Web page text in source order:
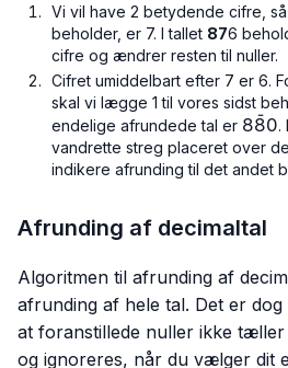
Vi vil have 2 betydende cifre,
beholder, er 7. I tallet 876
cifre og ændrer resten til nuller.
Cifret umiddelbart efter 7 er 6.
skal vi lægge 1 til vores sidst
endelige afrundede tal er 88
ˉ0.
vandrette streg placeret over
indikere afrunding til det andet
Afrunding af decimaltal
Algoritmen til afrunding af
afrunding af hele tal. Det er
at foranstillede nuller ikke
og ignoreres, når du vælger dit